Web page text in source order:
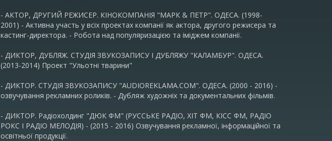
- АКТОР, ДРУГИЙ РЕЖИСЕР. КІНОКОМПАНІЯ "МАРК & ПЕТР". ОДЕСА. (1998-
2001) - Активна участь у всіх проектах компанії як актора, другого режисера та
кастинг-директора. - Робота над популяризацією та іміджем компанії.
- ДИКТОР, ДУБЛЯЖ. СТУДІЯ ЗВУКОЗАПИСУ І ДУБЛЯЖУ "КАЛАМБУР". ОДЕСА.
(2013-2014) Проект "Ульотні тварини"
- ДИКТОР. СТУДІЯ ЗВУКОЗАПИСУ "AUDIOREKLAMA.COM". ОДЕСА. (2000 - 2016) -
озвучування рекламних роликів. - Дубляж художніх та документальних фільмів.
- ДИКТОР. Радіохолдинг "ДЮК ФМ" (РУССЬКЕ РАДІО, ХІТ ФМ, КІСС ФМ, РАДІО
РОКС І РАДІО МЕЛОДІЯ) - (2015 - 2016) Озвучування рекламної, інформаційної та
освітньої продукції.